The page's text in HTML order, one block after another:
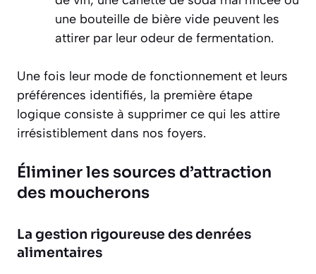
une bouteille de bière vide peuvent les
attirer par leur odeur de fermentation.
Une fois leur mode de fonctionnement et leurs
préférences identifiés, la première étape
logique consiste à supprimer ce qui les attire
irrésistiblement dans nos foyers.
Éliminer les sources d’attraction
des moucherons
La gestion rigoureuse des denrées
alimentaires